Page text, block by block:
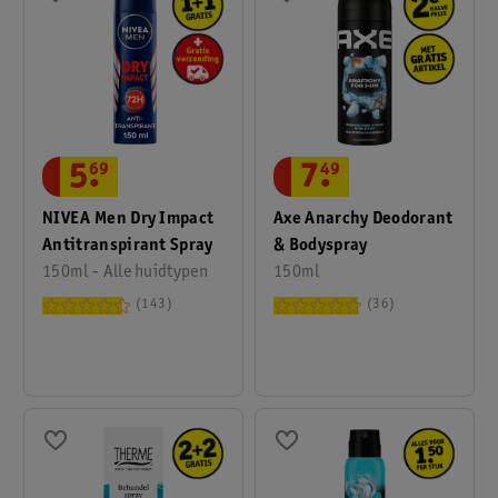
NIVEA Men Dry Impact
Antitranspirant Spray
150ml - Alle huidtypen
5.
69
143
Axe Anarchy Deodorant
& Bodyspray
150ml
7.
49
36